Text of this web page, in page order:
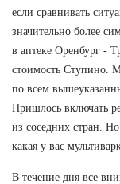
если сравнивать
значительно более
в аптеке Оренбург -
стоимость Ступино.
по всем
Пришлось включать
из соседних стран.
какая у вас
В течение дня все